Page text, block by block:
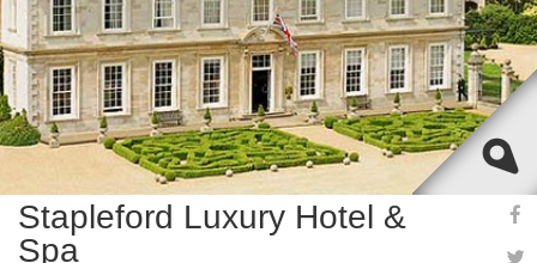
Stapleford Luxury Hotel &
Spa